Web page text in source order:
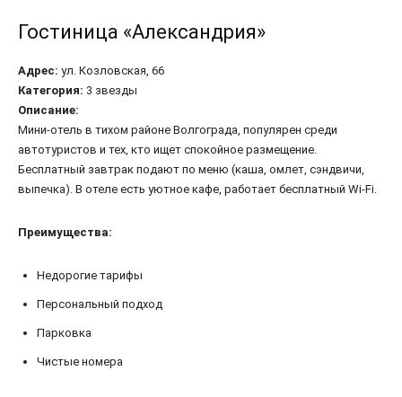
Гостиница «Александрия»
Адрес: ул. Козловская, 66
Категория: 3 звезды
Описание:
Мини-отель в тихом районе Волгограда, популярен среди
автотуристов и тех, кто ищет спокойное размещение.
Бесплатный завтрак подают по меню (каша, омлет, сэндвичи,
выпечка). В отеле есть уютное кафе, работает бесплатный Wi-Fi.
Преимущества:
Недорогие тарифы
Персональный подход
Парковка
Чистые номера